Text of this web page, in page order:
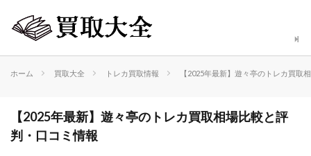
ホーム 買取大全 トレカ買取情報 【2025年最新】遊々亭のトレカ買取
【2025年最新】遊々亭のトレカ買取相場比較と評
判・口コミ情報